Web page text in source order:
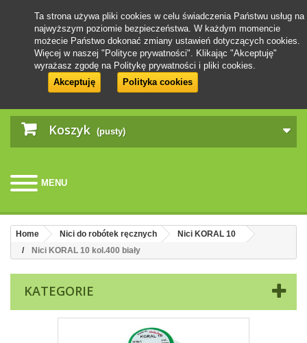
Koszyk (pusty)
MENU
Ta strona używa pliki cookies w celu świadczenia Państwu usług na
najwyższym poziomie bezpieczeństwa. W każdym momencie
możecie Państwo dokonać zmiany ustawień dotyczących cookies.
Więcej w naszej "Polityce prywatności". Klikając "Akceptuję"
wyrażasz zgodę na Politykę prywatności i pliki cookies.
Akceptuję
Polityka cookies
Home Nici do robótek ręcznych
Nici KORAL 10
Nici KORAL 10 kol.400 biały
KATEGORIE